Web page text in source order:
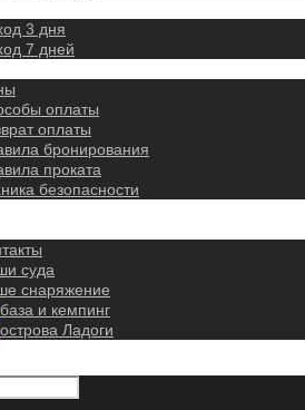
3 дня
7 дней
оплаты
оплаты
бронирования
проката
безопасности
суда
снаряжение
база и кемпинг
острова Ладоги